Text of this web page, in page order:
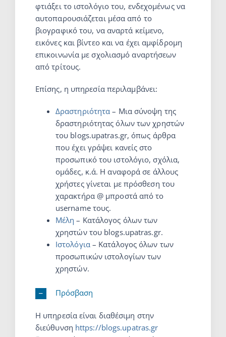
φτιάξει το ιστολόγιο του, ενδεχομένως να
αυτοπαρουσιάζεται μέσα από το
βιογραφικό του, να αναρτά κείμενο,
εικόνες και βίντεο και να έχει αμφίδρομη
επικοινωνία με σχολιασμό αναρτήσεων
από τρίτους.
Επίσης, η υπηρεσία περιλαμβάνει:
Δραστηριότητα – Μια σύνοψη της
δραστηριότητας όλων των χρηστών
του blogs.upatras.gr, όπως άρθρα
που έχει γράψει κανείς στο
προσωπικό του ιστολόγιο, σχόλια,
ομάδες, κ.ά. Η αναφορά σε άλλους
χρήστες γίνεται με πρόσθεση του
χαρακτήρα @ μπροστά από το
username τους.
Μέλη – Κατάλογος όλων των
χρηστών του blogs.upatras.gr.
Ιστολόγια– Κατάλογος όλων των
προσωπικών ιστολογίων των
χρηστών.
Πρόσβαση
Η υπηρεσία είναι διαθέσιμη στην
διεύθυνση https://blogs.upatras.gr